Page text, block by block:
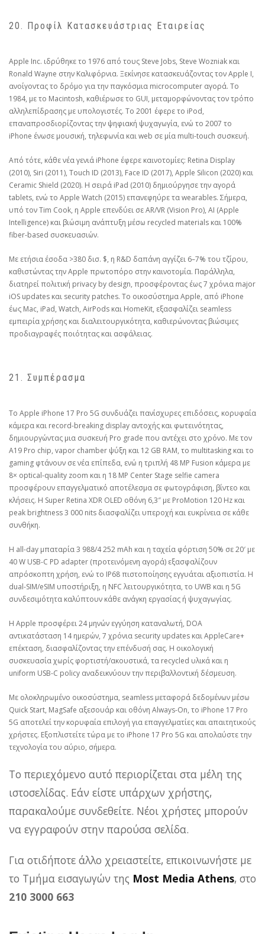
20. Προφίλ Κατασκευάστριας Εταιρείας
Apple Inc. ιδρύθηκε το 1976 από τους Steve Jobs, Steve Wozniak και
Ronald Wayne στην Καλιφόρνια. Ξεκίνησε κατασκευάζοντας τον Apple I,
ανοίγοντας το δρόμο για την παγκόσμια microcomputer αγορά. Το
1984, με το Macintosh, καθιέρωσε το GUI, μεταμορφώνοντας τον τρόπο
αλληλεπίδρασης με υπολογιστές. Το 2001 έφερε το iPod,
επαναπροσδιορίζοντας την ψηφιακή ψυχαγωγία, ενώ το 2007 το
iPhone ένωσε μουσική, τηλεφωνία και web σε μία multi-touch συσκευή.
Από τότε, κάθε νέα γενιά iPhone έφερε καινοτομίες: Retina Display
(2010), Siri (2011), Touch ID (2013), Face ID (2017), Apple Silicon (2020) και
Ceramic Shield (2020). Η σειρά iPad (2010) δημιούργησε την αγορά
tablets, ενώ το Apple Watch (2015) επανεφηύρε τα wearables. Σήμερα,
υπό τον Tim Cook, η Apple επενδύει σε AR/VR (Vision Pro), AI (Apple
Intelligence) και βιώσιμη ανάπτυξη μέσω recycled materials και 100%
fiber-based συσκευασιών.
Με ετήσια έσοδα >380 δισ. $, η R&D δαπάνη αγγίζει 6–7% του τζίρου,
καθιστώντας την Apple πρωτοπόρο στην καινοτομία. Παράλληλα,
διατηρεί πολιτική privacy by design, προσφέροντας έως 7 χρόνια major
iOS updates και security patches. Το οικοσύστημα Apple, από iPhone
έως Mac, iPad, Watch, AirPods και HomeKit, εξασφαλίζει seamless
εμπειρία χρήσης και διαλειτουργικότητα, καθιερώνοντας βιώσιμες
προδιαγραφές ποιότητας και ασφάλειας.
21. Συμπέρασμα
Το Apple iPhone 17 Pro 5G συνδυάζει πανίσχυρες επιδόσεις, κορυφαία
κάμερα και record-breaking display αντοχής και φωτεινότητας,
δημιουργώντας μια συσκευή Pro grade που αντέχει στο χρόνο. Με τον
A19 Pro chip, vapor chamber ψύξη και 12 GB RAM, το multitasking και το
gaming φτάνουν σε νέα επίπεδα, ενώ η τριπλή 48 MP Fusion κάμερα με
8× optical-quality zoom και η 18 MP Center Stage selfie camera
προσφέρουν επαγγελματικό αποτέλεσμα σε φωτογράφιση, βίντεο και
κλήσεις. Η Super Retina XDR OLED οθόνη 6,3″ με ProMotion 120 Hz και
peak brightness 3 000 nits διασφαλίζει υπεροχή και ευκρίνεια σε κάθε
συνθήκη.
Η all-day μπαταρία 3 988/4 252 mAh και η ταχεία φόρτιση 50% σε 20′ με
40 W USB-C PD adapter (προτεινόμενη αγορά) εξασφαλίζουν
απρόσκοπτη χρήση, ενώ το IP68 πιστοποίησης εγγυάται αξιοπιστία. Η
dual-SIM/eSIM υποστήριξη, η NFC λειτουργικότητα, το UWB και η 5G
συνδεσιμότητα καλύπτουν κάθε ανάγκη εργασίας ή ψυχαγωγίας.
Η Apple προσφέρει 24 μηνών εγγύηση καταναλωτή, DOA
αντικατάσταση 14 ημερών, 7 χρόνια security updates και AppleCare+
επέκταση, διασφαλίζοντας την επένδυσή σας. Η οικολογική
συσκευασία χωρίς φορτιστή/ακουστικά, τα recycled υλικά και η
uniform USB-C policy αναδεικνύουν την περιβαλλοντική δέσμευση.
Με ολοκληρωμένο οικοσύστημα, seamless μεταφορά δεδομένων μέσω
Quick Start, MagSafe αξεσουάρ και οθόνη Always-On, το iPhone 17 Pro
5G αποτελεί την κορυφαία επιλογή για επαγγελματίες και απαιτητικούς
χρήστες. Εξοπλιστείτε τώρα με το iPhone 17 Pro 5G και απολαύστε την
τεχνολογία του αύριο, σήμερα.
Το περιεχόμενο αυτό περιορίζεται στα μέλη της
ιστοσελίδας. Εάν είστε υπάρχων χρήστης,
παρακαλούμε συνδεθείτε. Νέοι χρήστες μπορούν
να εγγραφούν στην παρούσα σελίδα.
Για οτιδήποτε άλλο χρειαστείτε, επικοινωνήστε με
το Τμήμα εισαγωγών της Most Media Athens, στο
210 3000 663